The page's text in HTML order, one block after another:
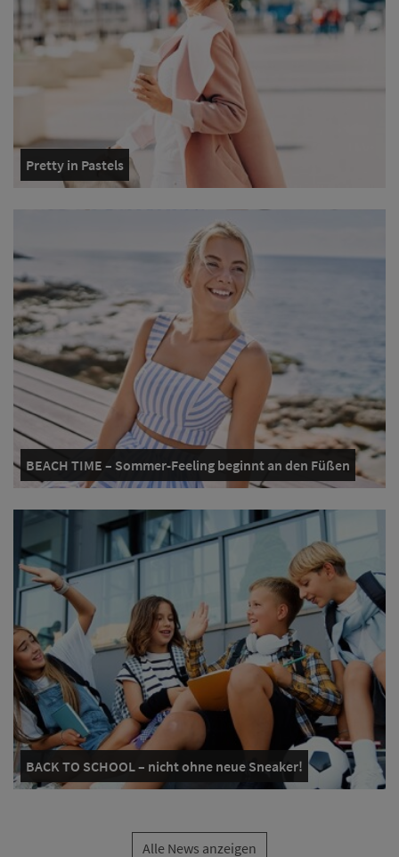
Pretty in Pastels
BEACH TIME – Sommer-Feeling beginnt an den Füßen
BACK TO SCHOOL – nicht ohne neue Sneaker!
Alle News anzeigen